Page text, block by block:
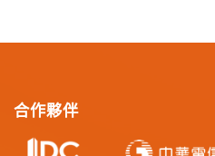
合作夥伴